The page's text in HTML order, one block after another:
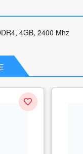
4GB, 2400 Mhz